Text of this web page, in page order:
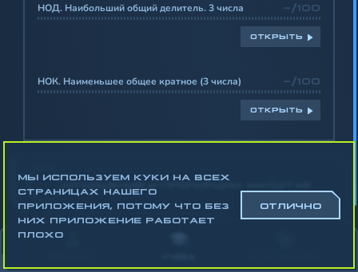
НОД. Наибольший общий делитель. 3 числа -/100
ОТКРЫТЬ
НОК. Наименьшее общее кратное (3 числа) -/100
ОТКРЫТЬ
Математика
Геометрия
МЫ ИСПОЛЬЗУЕМ КУКИ НА ВСЕХ
СТРАНИЦАХ НАШЕГО
ПРИЛОЖЕНИЯ, ПОТОМУ ЧТО БЕЗ
НИХ ПРИЛОЖЕНИЕ РАБОТАЕТ
ПЛОХО
ОТЛИЧНО